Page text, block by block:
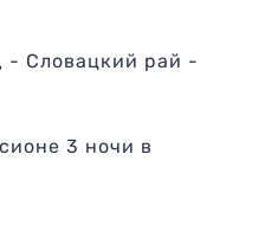
- Словацкий рай -
3 ночи в